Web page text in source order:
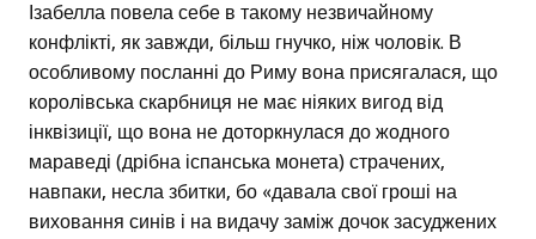
Ізабелла повела себе в такому незвичайному
конфлікті, як завжди, більш гнучко, ніж чоловік. В
особливому посланні до Риму вона присягалася, що
королівська скарбниця не має ніяких вигод від
інквізиції, що вона не доторкнулася до жодного
мараведі (дрібна іспанська монета) страчених,
навпаки, несла збитки, бо «давала свої гроші на
виховання синів і на видачу заміж дочок засуджених